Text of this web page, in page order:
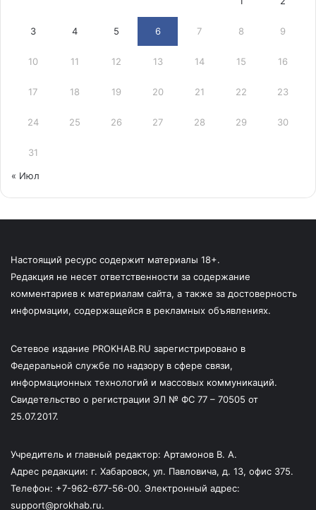
3 4 5 6 7 8 9
10 11 12 13 14 15 16
17 18 19 20 21 22 23
24 25 26 27 28 29 30
31
« Июл
Настоящий ресурс содержит материалы 18+.
Редакция не несет ответственности за содержание
комментариев к материалам сайта, а также за достоверность
информации, содержащейся в рекламных объявлениях.
Сетевое издание PROKHAB.RU зарегистрировано в
Федеральной службе по надзору в сфере связи,
информационных технологий и массовых коммуникаций.
Свидетельство о регистрации ЭЛ № ФС 77 – 70505 от
25.07.2017.
Учредитель и главный редактор: Артамонов В. А.
Адрес редакции: г. Хабаровск, ул. Павловича, д. 13, офис 375.
Телефон: +7-962-677-56-00. Электронный адрес:
support@prokhab.ru.